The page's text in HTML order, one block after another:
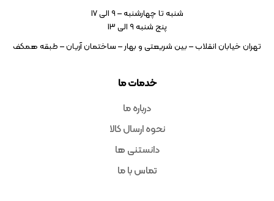
خدمات ما
درباره ما
نحوه ارسال کالا
دانستنی ها
تماس با ما
شنبه تا چهارشنبه – ۹ الی 17
پنج شنبه ۹ الی 13
تهران خیابان انقلاب – بین شریعتی و بهار – ساختمان آریان – طبقه همکف